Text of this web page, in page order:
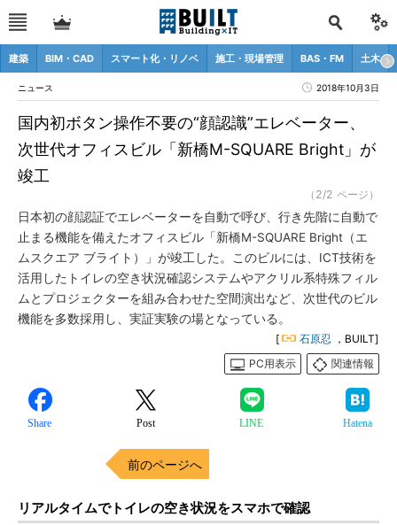
建築 BIM・CAD スマート化・リノベ 施工・現場管理 BAS・FM 土木
ニュース 2018年10月3日
国内初ボタン操作不要の“顔認識”エレベーター、
次世代オフィスビル「新橋M-SQUARE Bright」が
竣工
（2/2 ページ）
日本初の顔認証でエレベーターを自動で呼び、行き先階に自動で
止まる機能を備えたオフィスビル「新橋M-SQUARE Bright（エ
ムスクエア ブライト）」が竣工した。このビルには、ICT技術を
活用したトイレの空き状況確認システムやアクリル系特殊フィル
ムとプロジェクターを組み合わせた空間演出など、次世代のビル
機能を多数採用し、実証実験の場となっている。
[ 石原忍 ，BUILT]
PC用表示
関連情報
Share Post LINE Hatena
前のページへ
リアルタイムでトイレの空き状況をスマホで確認